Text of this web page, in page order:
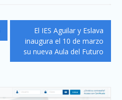
El IES Aguilar y Eslava
inaugura el 10 de marzo
su nueva Aula del Futuro